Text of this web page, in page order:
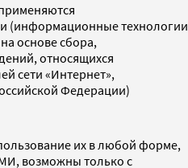
(информационные технологии
основе сбора,
относящихся
сети «Интернет»,
Федерации)
их в любой форме,
возможны только с